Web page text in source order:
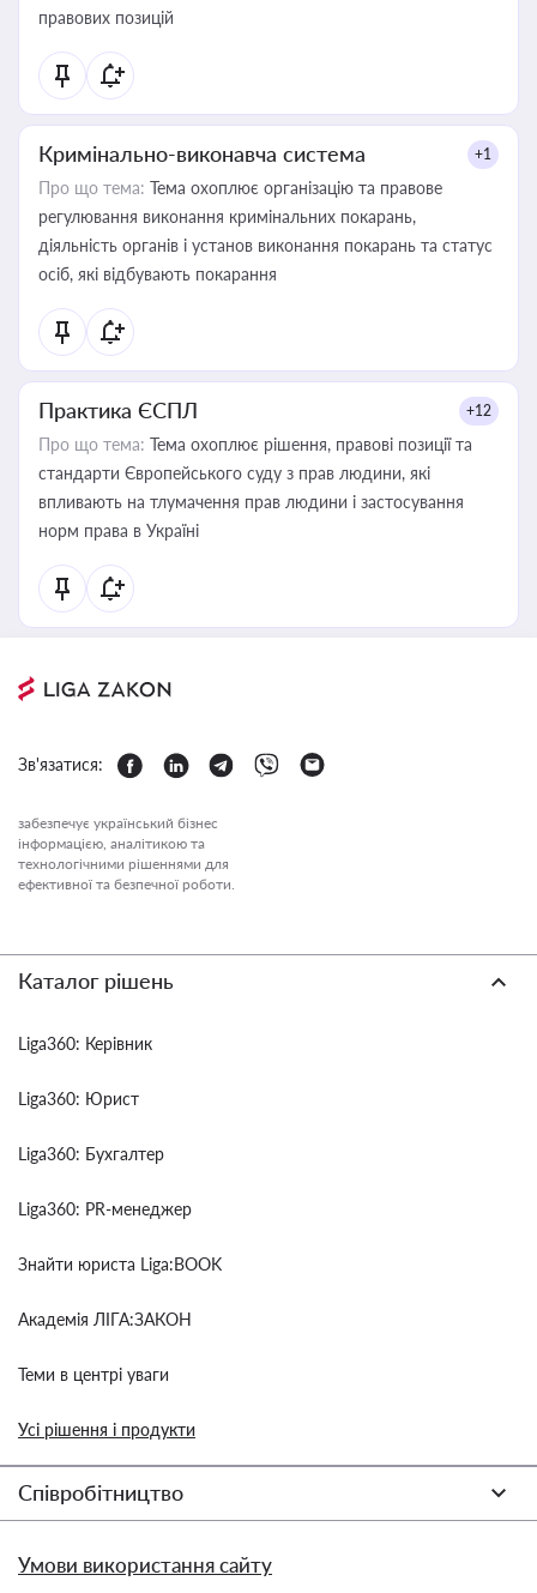
правових позицій
Кримінально-виконавча система +1
Про що тема: Тема охоплює організацію та правове
регулювання виконання кримінальних покарань,
діяльність органів і установ виконання покарань та статус
осіб, які відбувають покарання
Практика ЄСПЛ +12
Про що тема: Тема охоплює рішення, правові позиції та
стандарти Європейського суду з прав людини, які
впливають на тлумачення прав людини і застосування
норм права в Україні
Зв'язатися:
забезпечує український бізнес
інформацією, аналітикою та
технологічними рішеннями для
ефективної та безпечної роботи.
Каталог рішень
Liga360: Керівник
Liga360: Юрист
Liga360: Бухгалтер
Liga360: PR-менеджер
Знайти юриста Liga:BOOK
Академія ЛІГА:ЗАКОН
Теми в центрі уваги
Усі рішення і продукти
Співробітництво
Умови використання сайту